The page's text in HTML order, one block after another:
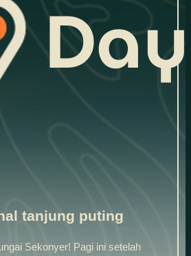
tanjung puting
Sekonyer! Pagi ini setelah